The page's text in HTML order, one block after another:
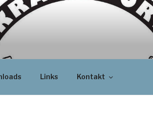
Links Kontakt